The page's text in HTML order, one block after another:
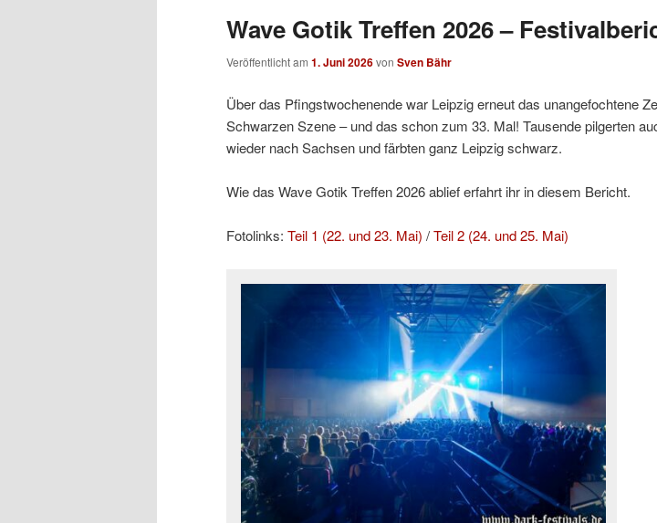
Wave Gotik Treffen 2026 –
Veröffentlicht am 1. Juni 2026von Sven Bähr
Über das Pfingstwochenende war Leipzig erneut das unangefochtene
Schwarzen Szene – und das schon zum 33. Mal! Tausende pilgerten
wieder nach Sachsen und färbten ganz Leipzig schwarz.
Wie das Wave Gotik Treffen 2026 ablief erfahrt ihr in diesem Bericht.
Fotolinks: Teil 1 (22. und 23. Mai) /Teil 2 (24. und 25. Mai)